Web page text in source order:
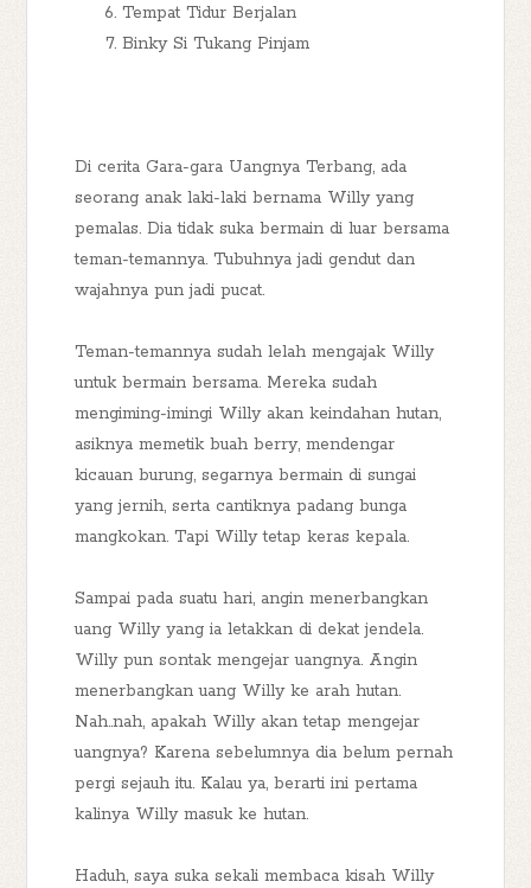
Tempat Tidur Berjalan
Binky Si Tukang Pinjam
Di cerita Gara-gara Uangnya Terbang, ada
seorang anak laki-laki bernama Willy yang
pemalas. Dia tidak suka bermain di luar bersama
teman-temannya. Tubuhnya jadi gendut dan
wajahnya pun jadi pucat.
Teman-temannya sudah lelah mengajak Willy
untuk bermain bersama. Mereka sudah
mengiming-imingi Willy akan keindahan hutan,
asiknya memetik buah berry, mendengar
kicauan burung, segarnya bermain di sungai
yang jernih, serta cantiknya padang bunga
mangkokan. Tapi Willy tetap keras kepala.
Sampai pada suatu hari, angin menerbangkan
uang Willy yang ia letakkan di dekat jendela.
Willy pun sontak mengejar uangnya. Angin
menerbangkan uang Willy ke arah hutan.
Nah..nah, apakah Willy akan tetap mengejar
uangnya? Karena sebelumnya dia belum pernah
pergi sejauh itu. Kalau ya, berarti ini pertama
kalinya Willy masuk ke hutan.
Haduh, saya suka sekali membaca kisah Willy